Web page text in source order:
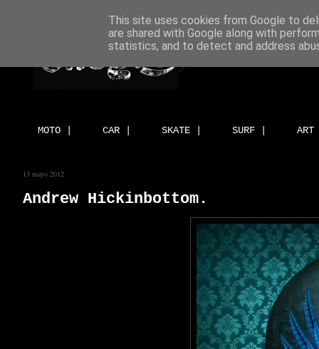
MOTO | CAR | SKATE | SURF |
13 mayo 2012
Andrew Hickinbottom.
This site uses cookies from Google to
are shared with Google along with
statistics, and to detect and address